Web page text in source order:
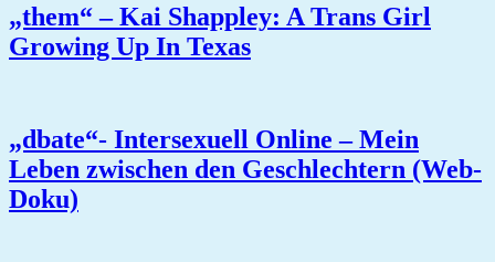
„them“ – Kai Shappley: A Trans Girl
Growing Up In Texas
„dbate“- Intersexuell Online – Mein
Leben zwischen den Geschlechtern (Web-
Doku)